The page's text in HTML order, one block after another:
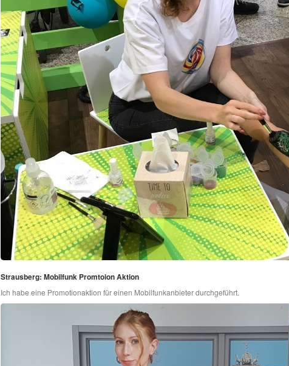
Strausberg: Mobilfunk Promtoion Aktion
Ich habe eine Promotionaktion für einen Mobilfunkanbieter durchgeführt.